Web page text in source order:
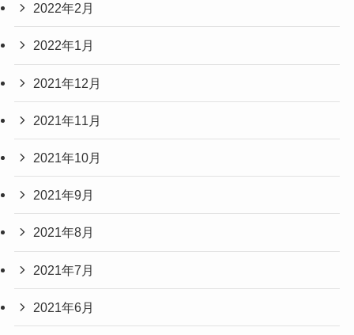
2022年2月
2022年1月
2021年12月
2021年11月
2021年10月
2021年9月
2021年8月
2021年7月
2021年6月